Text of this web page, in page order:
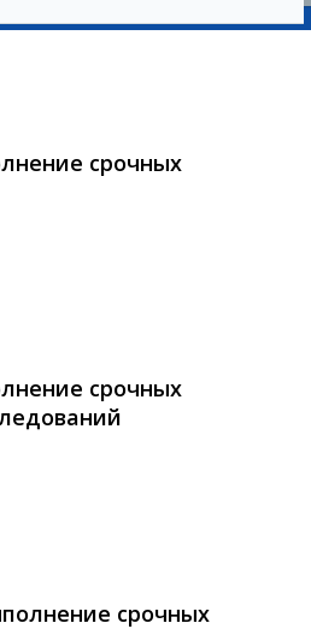
срочных
срочных
срочных